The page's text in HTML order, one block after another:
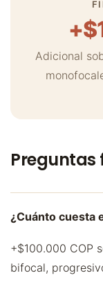
Adicional
Preguntas
¿Cuánto cuesta
+$100.000 COP
bifocal,